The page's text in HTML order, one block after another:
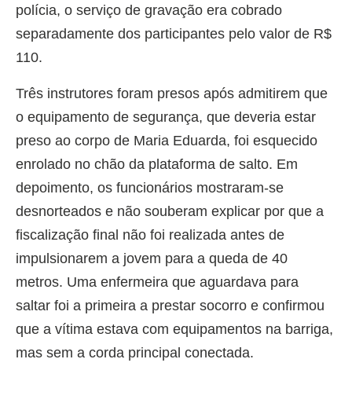
polícia, o serviço de gravação era cobrado
separadamente dos participantes pelo valor de R$
110.
Três instrutores foram presos após admitirem que
o equipamento de segurança, que deveria estar
preso ao corpo de Maria Eduarda, foi esquecido
enrolado no chão da plataforma de salto. Em
depoimento, os funcionários mostraram-se
desnorteados e não souberam explicar por que a
fiscalização final não foi realizada antes de
impulsionarem a jovem para a queda de 40
metros. Uma enfermeira que aguardava para
saltar foi a primeira a prestar socorro e confirmou
que a vítima estava com equipamentos na barriga,
mas sem a corda principal conectada.